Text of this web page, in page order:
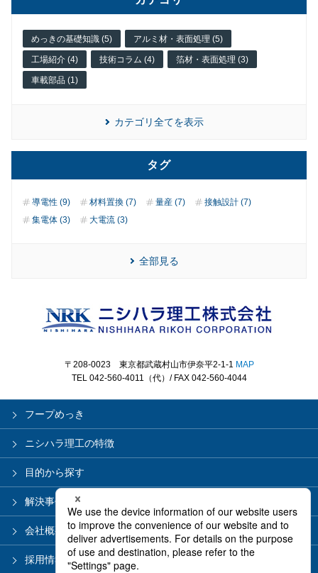
めっきの基礎知識 (5) アルミ材・表面処理 (5)
工場紹介 (4) 技術コラム (4) 箔材・表面処理 (3)
車載部品 (1)
カテゴリ全てを表示
タグ
導電性 (9) 材料置換 (7) 量産 (7)
接触設計 (7)
集電体 (3)
大電流 (3)
全部見る
〒208-0023 東京都武蔵村山市伊奈平2-1-1 MAP
TEL 042-560-4011（代）/ FAX 042-560-4044
フープめっき
ニシハラ理工の特徴
目的から探す
解決事例
会社概要
採用情報